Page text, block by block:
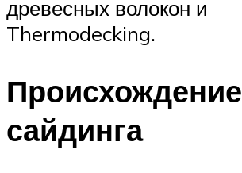
древесных волокон и
Thermodecking.
Происхождение
сайдинга